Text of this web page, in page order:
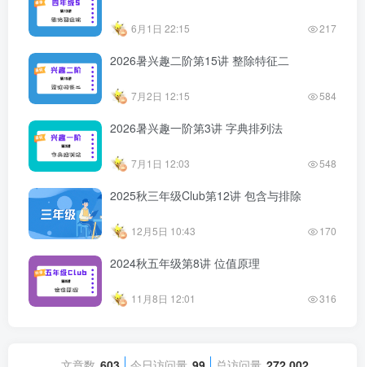
6月1日 22:15 217
2026暑兴趣二阶第15讲 整除特征二
7月2日 12:15 584
2026暑兴趣一阶第3讲 字典排列法
7月1日 12:03 548
2025秋三年级Club第12讲 包含与排除
12月5日 10:43 170
2024秋五年级第8讲 位值原理
11月8日 12:01 316